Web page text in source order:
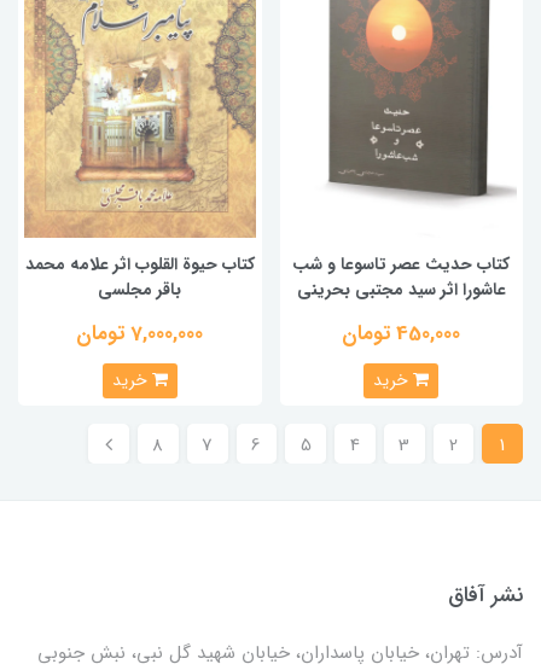
کتاب حدیث عصر تاسوعا و شب
عاشورا اثر سید مجتبی بحرینی
450,000 تومان
خرید
کتاب حیوة القلوب اثر علامه محمد
باقر مجلسی
7,000,000 تومان
خرید
1
2
3
4
5
6
7
8
نشر آفاق
آدرس: تهران، خیابان پاسداران، خیابان شهید گل نبی، نبش جنوبی